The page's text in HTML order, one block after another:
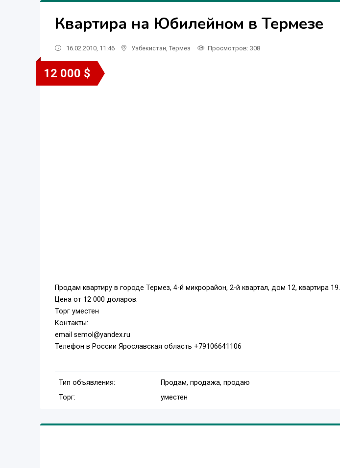
Квартира на Юбилейном в Термезе
16.02.2010, 11:46 Узбекистан Термез Просмотров: 308
12 000 $
Продам квартиру в городе Термез, 4-й микрорайон, 2-й квартал, дом 12, квартира 19.
Цена от 12 000 доларов.
Торг уместен
Контакты:
email semol@yandex.ru
Телефон в России Ярославская область +79106641106
Тип объявления:
Продам, продажа, продаю
Торг:
уместен